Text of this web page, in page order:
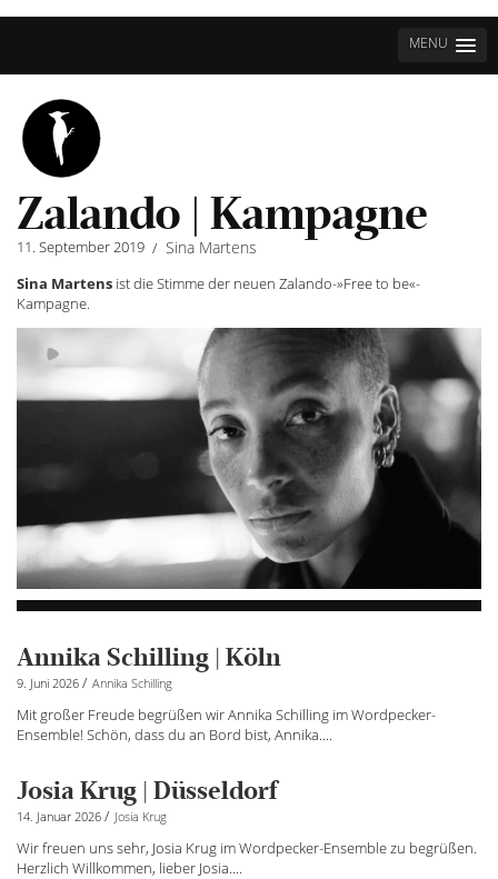
MENU
Zalando | Kampagne
11. September 2019 / Sina Martens
Sina Martens ist die Stimme der neuen Zalando-»Free to be«-
Kampagne.
Annika Schilling | Köln
9. Juni 2026 / Annika Schilling
Mit großer Freude begrüßen wir Annika Schilling im Wordpecker-
Ensemble! Schön, dass du an Bord bist, Annika....
Josia Krug | Düsseldorf
14. Januar 2026 / Josia Krug
Wir freuen uns sehr, Josia Krug im Wordpecker-Ensemble zu begrüßen.
Herzlich Willkommen, lieber Josia....